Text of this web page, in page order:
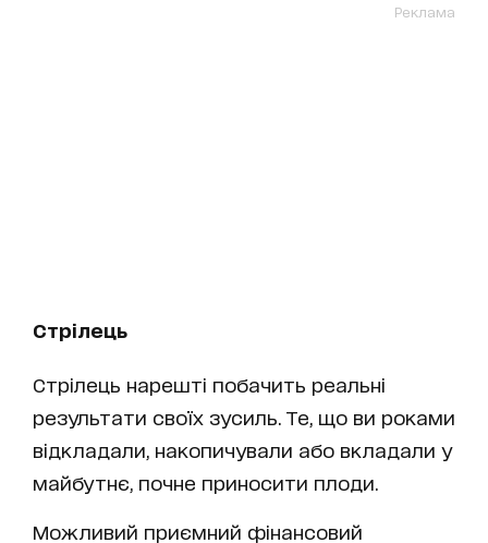
Реклама
Стрілець
Стрілець нарешті побачить реальні
результати своїх зусиль. Те, що ви роками
відкладали, накопичували або вкладали у
майбутнє, почне приносити плоди.
Можливий приємний фінансовий